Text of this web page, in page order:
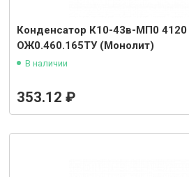
Конденсатор К10-43в-МП0 4120
ОЖ0.460.165ТУ (Монолит)
В наличии
353.12 ₽